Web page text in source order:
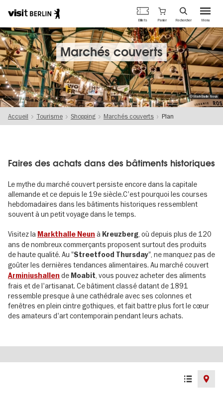
Aller
au
contenu
principal
Portail
officiel
du
tourisme
de
Berlin
Menu
Billets Panier Rechercher
Marchés couverts
© Markthalle Neun
Accueil Tourisme Shopping Marchés couverts Plan
Faires des achats dans des bâtiments historiques
Le mythe du marché couvert persiste encore dans la capitale
allemande et ce depuis le 19e siècle.C'est pourquoi les courses
hebdomadaires dans les bâtiments historiques ressemblent
souvent à un petit voyage dans le temps.
Visitez la Markthalle Neun à Kreuzberg , où depuis plus de 120
ans de nombreux commerçants proposent surtout des produits
de haute qualité. Au "Streetfood Thursday", ne manquez pas de
goûter les dernières tendances alimentaires. Au marché couvert
Arminiushallen de Moabit , vous pouvez acheter des aliments
frais et de l'artisanat. Ce bâtiment classé datant de 1891
ressemble presque à une cathédrale avec ses colonnes et
fenêtres en plein cintre gothiques, et fait battre plus fort le cœur
des amateurs d'art contemporain pendant leurs achats.
List
view
Map
view